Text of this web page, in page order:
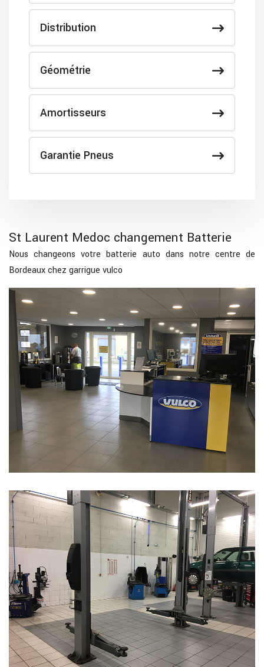
Distribution
Géométrie
Amortisseurs
Garantie Pneus
St Laurent Medoc changement Batterie
Nous changeons votre batterie auto dans notre centre de
Bordeaux chez garrigue vulco